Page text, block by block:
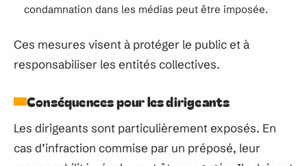
condamnation dans les médias peut être imposée.
Ces mesures visent à protéger le public et à
responsabiliser les entités collectives.
Conséquences pour les dirigeants
Les dirigeants sont particulièrement exposés. En
cas d’infraction commise par un préposé, leur